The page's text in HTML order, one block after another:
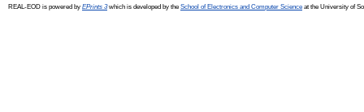
REAL-EOD is powered by EPrints 3which is developed by the School of Electronics and Computer Science at the University of